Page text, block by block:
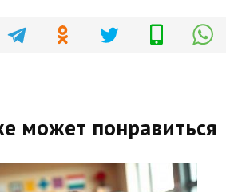
может понравиться